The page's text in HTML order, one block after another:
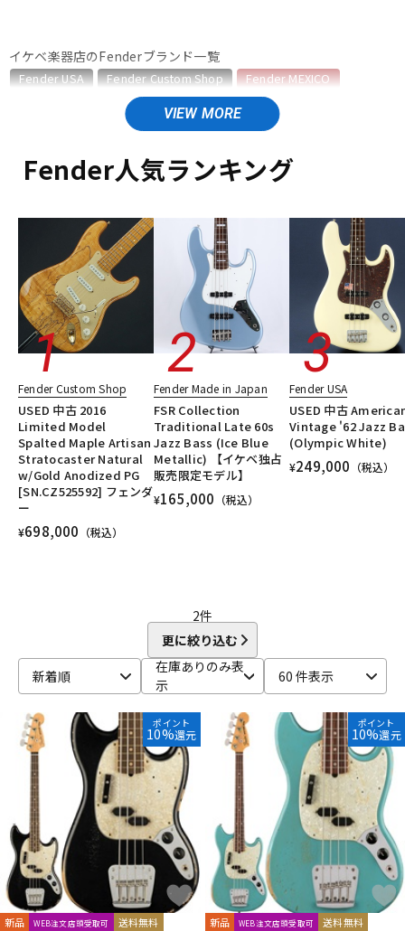
その他楽器
アンプ エフェクター
DJ機器
DTM オンライン納品 レコーディング機器
配信/ライブ機器 楽器アクセサリ
中古
イケベ楽器店のFenderブランド一覧
Fender USA Fender Custom Shop
Fender MEXICO
Fender Made in Japan
Fender Standard Series
Fender Japan
Fender MEXICOのカテゴリ
エレキギター/#Player/Player II
エレキギター/#Player Plus
ベース/#Vintera/Vintera II
ベース/#Player/Player II
ユーズド
ヴィンテージ ALL
Fender人気ランキング
Fender Custom Shop
USED 中古 2016
Limited Model
Spalted Maple Artisan
Stratocaster Natural
w/Gold Anodized PG
[SN.CZ525592] フェンダ
ー
¥698,000 （税込）
Fender Made in Japan
FSR Collection
Traditional Late 60s
Jazz Bass (Ice Blue
Metallic) 【イケベ独占
販売限定モデル】
¥165,000 （税込）
Fender USA
USED 中古
Vintage '62 Jazz
(Olympic White)
¥249,000 （税込）
2件
更に絞り込む
新着順
在庫ありのみ表
示
60 件表示
ポイント
10%還元
新品 WEB注文店頭受取可 送料無料
ポイント
10%還元
新品 WEB注文店頭受取可 送料無料